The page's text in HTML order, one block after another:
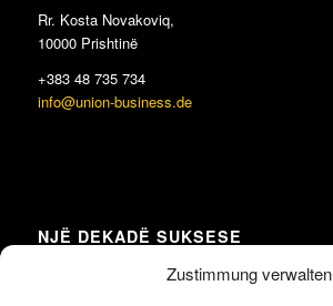
Zustimmung verwalten
Rr. Kosta Novakoviq,
10000 Prishtinë
+383 48 735 734
info@union-business.de
NJË DEKADË SUKSESE